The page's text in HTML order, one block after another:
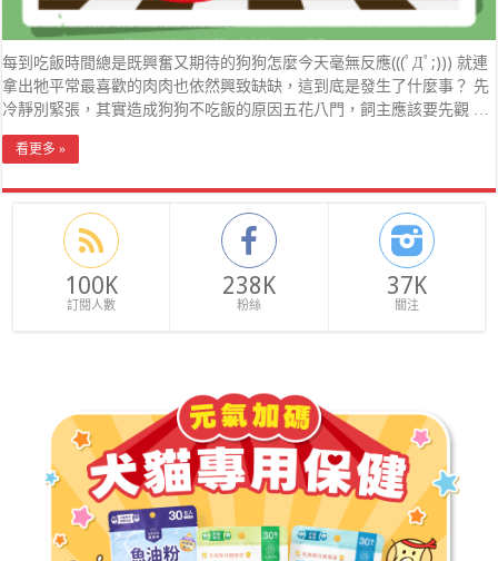
每到吃飯時間總是既興奮又期待的狗狗怎麼今天毫無反應(((ﾟДﾟ;))) 就連
拿出牠平常最喜歡的肉肉也依然興致缺缺，這到底是發生了什麼事？ 先
冷靜別緊張，其實造成狗狗不吃飯的原因五花八門，飼主應該要先觀 …
看更多 »
100K
訂閱人數
238K
粉絲
37K
關注